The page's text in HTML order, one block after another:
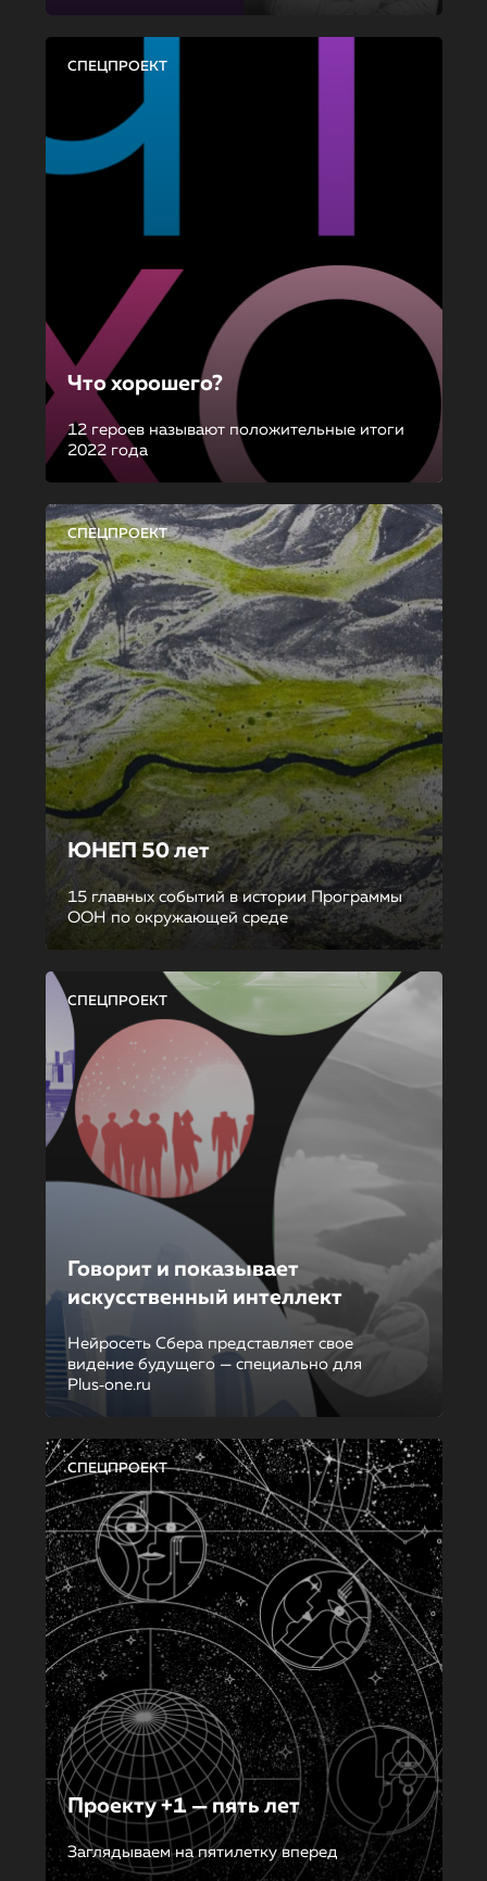
СПЕЦПРОЕКТ
Что хорошего?
12 героев называют положительные итоги
2022 года
СПЕЦПРОЕКТ
ЮНЕП 50 лет
15 главных событий в истории Программы
ООН по окружающей среде
СПЕЦПРОЕКТ
Говорит и показывает
искусственный интеллект
Нейросеть Сбера представляет свое
видение будущего — специально для
Plus‑one.ru
СПЕЦПРОЕКТ
Проекту +1 — пять лет
Заглядываем на пятилетку вперед